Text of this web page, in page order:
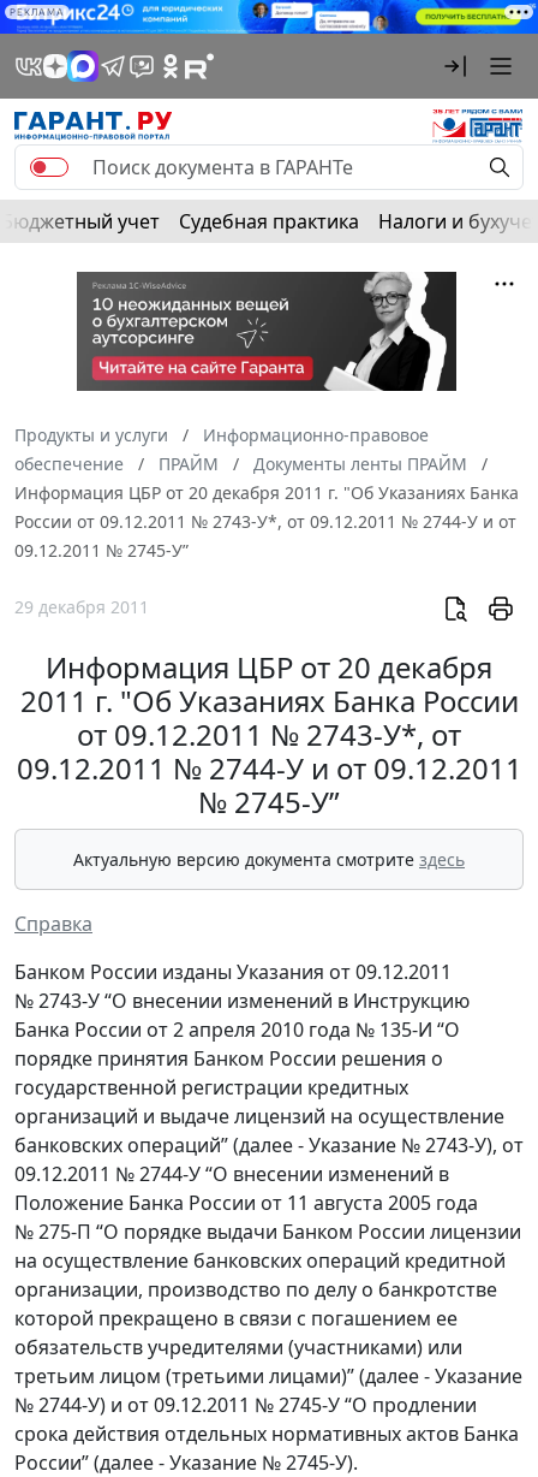
РЕКЛАМА
Бюджетный учет Судебная практика Налоги и
Продукты и услуги
Информационно-правовое
обеспечение
ПРАЙМ
Документы ленты ПРАЙМ
Информация ЦБР от 20 декабря 2011 г. "Об Указаниях Банка
России от 09.12.2011 № 2743-У*, от 09.12.2011 № 2744-У и от
09.12.2011 № 2745-У”
29 декабря 2011
Информация ЦБР от 20 декабря
2011 г. "Об Указаниях Банка России
от 09.12.2011 № 2743-У*, от
09.12.2011 № 2744-У и от 09.12.2011
№ 2745-У”
Актуальную версию документа смотрите здесь
Справка
Банком России изданы Указания от 09.12.2011
№ 2743-У “О внесении изменений в Инструкцию
Банка России от 2 апреля 2010 года № 135-И “О
порядке принятия Банком России решения о
государственной регистрации кредитных
организаций и выдаче лицензий на осуществление
банковских операций” (далее - Указание № 2743-У), от
09.12.2011 № 2744-У “О внесении изменений в
Положение Банка России от 11 августа 2005 года
№ 275-П “О порядке выдачи Банком России лицензии
на осуществление банковских операций кредитной
организации, производство по делу о банкротстве
которой прекращено в связи с погашением ее
обязательств учредителями (участниками) или
третьим лицом (третьими лицами)” (далее - Указание
№ 2744-У) и от 09.12.2011 № 2745-У “О продлении
срока действия отдельных нормативных актов Банка
России” (далее - Указание № 2745-У).